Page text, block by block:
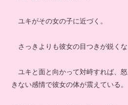
ユキがその女の子に近づく。
さっきよりも彼女の目つきが鋭くな
ユキと面と向かって対峙すれば、
きない感情で彼女の体が震えている。